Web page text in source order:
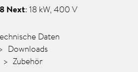
Next: 18 kW, 400 V
Daten
Downloads
Zubehör